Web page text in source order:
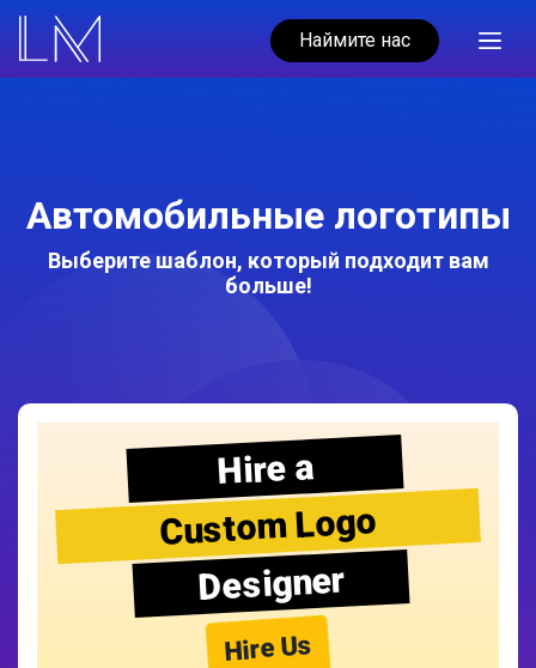
Наймите нас
Автомобильные логотипы
Выберите шаблон, который подходит вам
больше!
Hire a
Custom Logo
Designer
Hire Us